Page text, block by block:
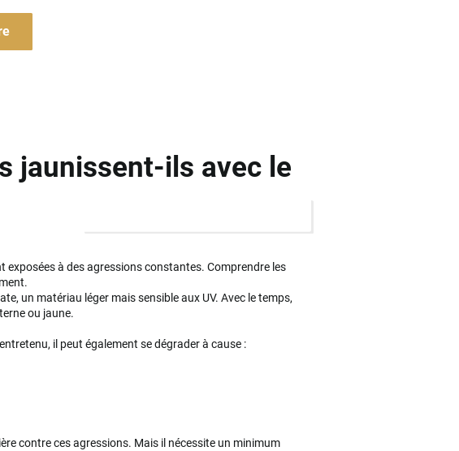
jaunissent-ils avec le
exposées à des agressions constantes. Comprendre les
un matériau léger mais sensible aux UV. Avec le temps,
ou jaune.
il peut également se dégrader à cause :
contre ces agressions. Mais il nécessite un minimum